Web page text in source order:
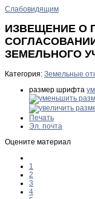
Слабовидящим
ИЗВЕЩЕНИЕ О
ЗЕМЕЛЬНОГО
Категория: Земельные
размер шрифта
Печать
Эл. почта
Оцените материал
1
2
3
4